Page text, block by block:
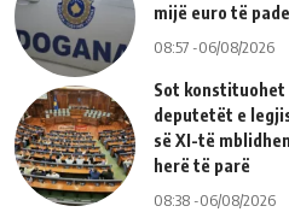
mijë euro të
08:57 -06/08/2026
Sot konstituohet
deputetët e
së XI-të
herë të parë
08:38 -06/08/2026